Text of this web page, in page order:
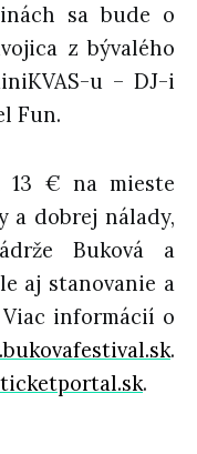
sa bude o
z bývalého
u – DJ-i
Fun.
13 € na mieste
a dobrej nálady,
Buková a
aj stanovanie a
informácií o
.
.